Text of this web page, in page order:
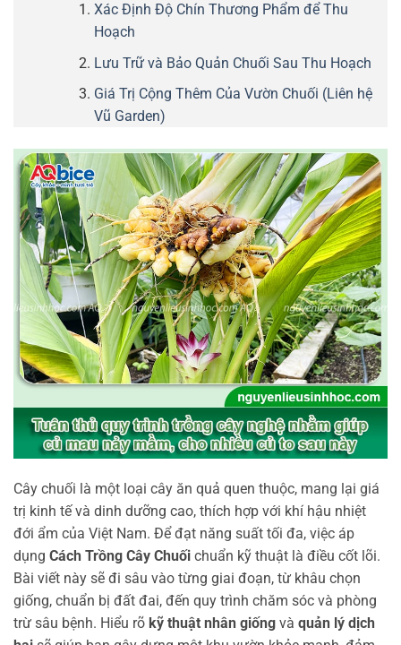
Xác Định Độ Chín Thương Phẩm để Thu
Hoạch
Lưu Trữ và Bảo Quản Chuối Sau Thu Hoạch
Giá Trị Cộng Thêm Của Vườn Chuối (Liên hệ
Vũ Garden)
Cây chuối là một loại cây ăn quả quen thuộc, mang lại giá
trị kinh tế và dinh dưỡng cao, thích hợp với khí hậu nhiệt
đới ẩm của Việt Nam. Để đạt năng suất tối đa, việc áp
dụng Cách Trồng Cây Chuối chuẩn kỹ thuật là điều cốt lõi.
Bài viết này sẽ đi sâu vào từng giai đoạn, từ khâu chọn
giống, chuẩn bị đất đai, đến quy trình chăm sóc và phòng
trừ sâu bệnh. Hiểu rõ kỹ thuật nhân giống và quản lý dịch